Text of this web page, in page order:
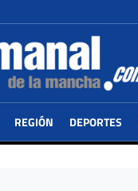
REGIÓN DEPORTES